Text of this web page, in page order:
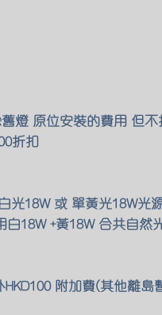
燈 原位安裝的費用 但
折扣
光18W 或 單黃光18W光
18W +黃18W 合共自然
附加費(其他離島